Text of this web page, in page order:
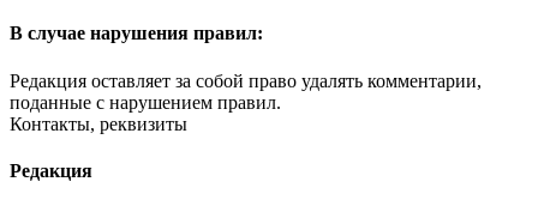
В случае нарушения правил:
Редакция оставляет за собой право удалять комментарии,
поданные с нарушением правил.
Контакты, реквизиты
Редакция